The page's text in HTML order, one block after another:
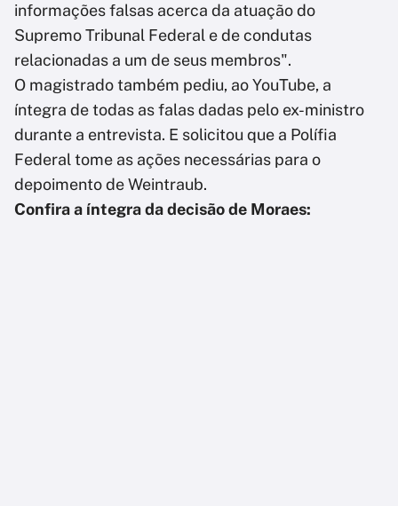
informações falsas acerca da atuação do
Supremo Tribunal Federal e de condutas
relacionadas a um de seus membros".
O magistrado também pediu, ao YouTube, a
íntegra de todas as falas dadas pelo ex-ministro
durante a entrevista. E solicitou que a Polífia
Federal tome as ações necessárias para o
depoimento de Weintraub.
Confira a íntegra da decisão de Moraes: